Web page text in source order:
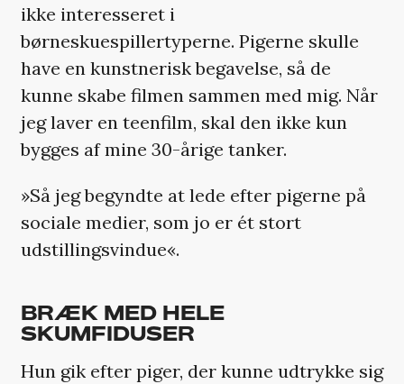
ikke interesseret i
børneskuespillertyperne. Pigerne skulle
have en kunstnerisk begavelse, så de
kunne skabe filmen sammen med mig. Når
jeg laver en teenfilm, skal den ikke kun
bygges af mine 30-årige tanker.
»Så jeg begyndte at lede efter pigerne på
sociale medier, som jo er ét stort
udstillingsvindue«.
BRÆK MED HELE
SKUMFIDUSER
Hun gik efter piger, der kunne udtrykke sig